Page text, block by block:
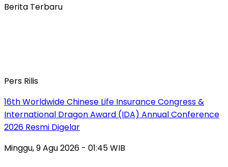
Berita Terbaru
Pers Rilis
16th Worldwide Chinese Life Insurance Congress &
International Dragon Award (IDA) Annual Conference
2026 Resmi Digelar
Minggu, 9 Agu 2026 - 01:45 WIB